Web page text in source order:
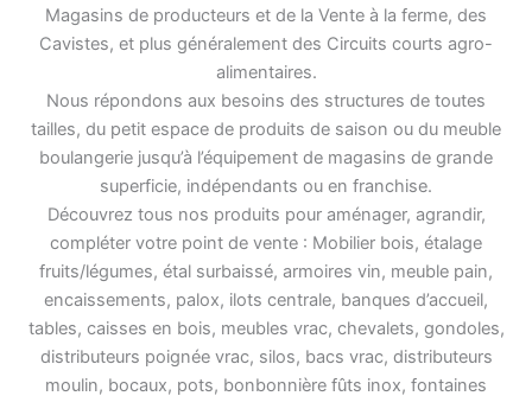
Magasins de producteurs et de la Vente à la ferme, des
Cavistes, et plus généralement des Circuits courts agro-
alimentaires.
Nous répondons aux besoins des structures de toutes
tailles, du petit espace de produits de saison ou du meuble
boulangerie jusqu’à l’équipement de magasins de grande
superficie, indépendants ou en franchise.
Découvrez tous nos produits pour aménager, agrandir,
compléter votre point de vente : Mobilier bois, étalage
fruits/légumes, étal surbaissé, armoires vin, meuble pain,
encaissements, palox, ilots centrale, banques d’accueil,
tables, caisses en bois, meubles vrac, chevalets, gondoles,
distributeurs poignée vrac, silos, bacs vrac, distributeurs
moulin, bocaux, pots, bonbonnière fûts inox, fontaines